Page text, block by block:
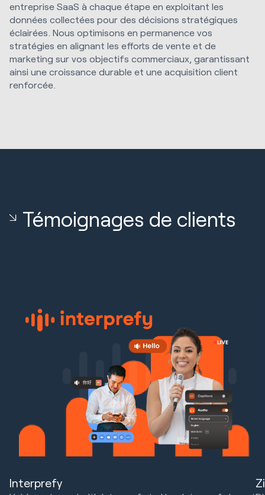
entreprise SaaS à chaque étape en exploitant les
données collectées pour des décisions stratégiques
éclairées. Nous optimisons en permanence vos
stratégies en alignant les efforts de vente et de
marketing sur vos objectifs commerciaux, garantissant
ainsi une croissance durable et une acquisition client
renforcée.
Témoignages de clients
Interprefy